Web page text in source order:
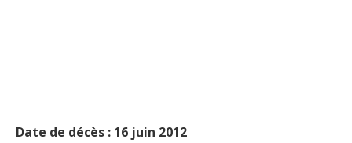
Date de décès : 16 juin 2012